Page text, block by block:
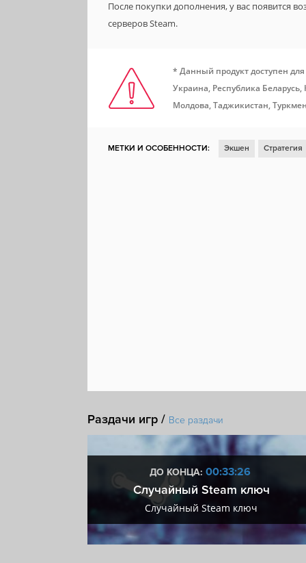
После покупки дополнения, у вас появится
серверов Steam.
* Данный продукт доступен
Украина, Республика
Молдова, Таджикистан,
МЕТКИ И ОСОБЕННОСТИ: Экшен Стратегия
Раздачи игр / Все раздачи
ДО КОНЦА: 00:33:25
Случайный Steam ключ
Случайный Steam ключ